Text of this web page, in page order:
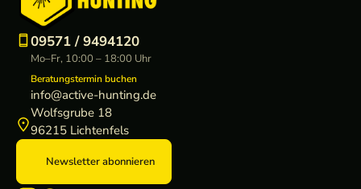
09571 / 9494120
Mo–Fr, 10:00 – 18:00 Uhr
Beratungstermin buchen
info@active-hunting.de
Wolfsgrube 18
96215 Lichtenfels
Newsletter abonnieren